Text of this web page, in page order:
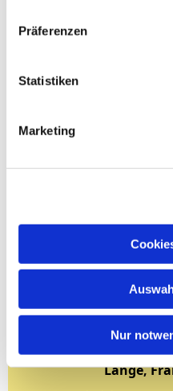
Präferenzen
Statistiken
Marketing
Nur